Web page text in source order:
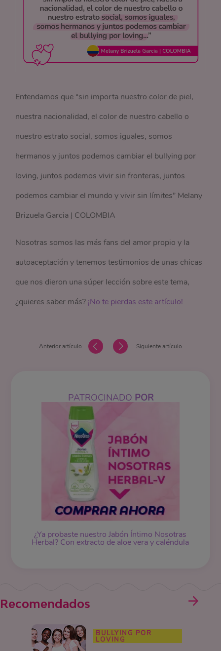
Entendamos que “sin importa nuestro color de piel,
nuestra nacionalidad, el color de nuestro cabello o
nuestro estrato social, somos iguales, somos
hermanos y juntos podemos cambiar el bullying por
loving, juntos podemos vivir sin fronteras, juntos
podemos cambiar el mundo y vivir sin límites” Melany
Brizuela Garcia | COLOMBIA
Nosotras somos las más fans del amor propio y la
autoaceptación y tenemos testimonios de unas chicas
que nos dieron una súper lección sobre este tema,
¿quieres saber más? ¡No te pierdas este artículo!
Anterior artículo Siguiente artículo
PATROCINADO POR
¿Ya probaste nuestroJabón Íntimo Nosotras
Herbal? Con extracto de aloe vera y caléndula
Recomendados
BULLYING POR
LOVING